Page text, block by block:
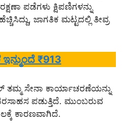
ಪಡೆಗಳು ಕ್ಷಿಪಣಿಗಳನ್ನು
ಜಾಗತಿಕ ಮಟ್ಟದಲ್ಲಿ ತೀವ್ರ
₹913
ತಮ್ಮ ಸೇನಾ ಕಾರ್ಯಾಚರಣೆಯನ್ನು
ಪಡುತ್ತಿದೆ. ಮುಂಬರುವ
ಕಾರಣವಾಗಿದೆ.